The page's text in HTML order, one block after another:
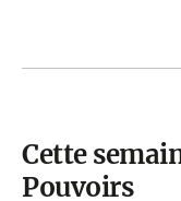
Cette
Pouvoirs